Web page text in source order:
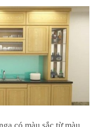
có màu sắc từ màu